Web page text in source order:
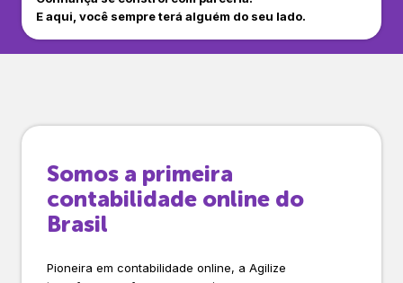
E aqui, você sempre terá alguém do seu lado.
Somos a primeira
contabilidade online do
Brasil
Pioneira em contabilidade online, a Agilize